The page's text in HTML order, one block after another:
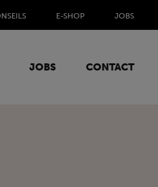
E-SHOP JOBS
JOBS CONTACT